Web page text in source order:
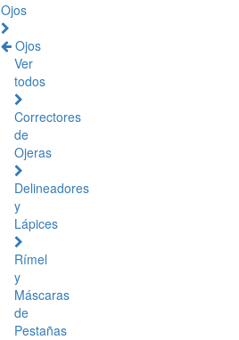
Ojos
Ojos
Ver
todos
Correctores
de
Ojeras
Delineadores
y
Lápices
Rímel
y
Máscaras
de
Pestañas